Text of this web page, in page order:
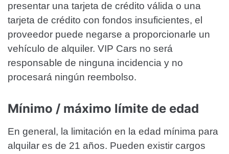
presentar una tarjeta de crédito válida o una
tarjeta de crédito con fondos insuficientes, el
proveedor puede negarse a proporcionarle un
vehículo de alquiler. VIP Cars no será
responsable de ninguna incidencia y no
procesará ningún reembolso.
Mínimo / máximo límite de edad
En general, la limitación en la edad mínima para
alquilar es de 21 años. Pueden existir cargos